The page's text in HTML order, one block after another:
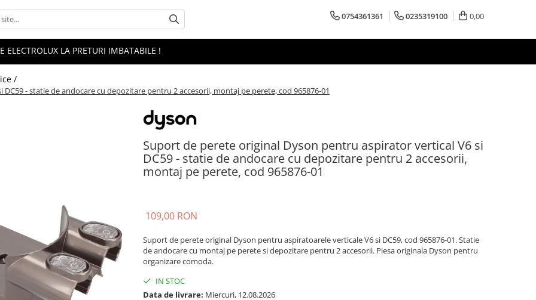
0754361361 0235319100 0,00
ELECTROLUX LA PRETURI IMBATABILE !
/
- statie de andocare cu depozitare pentru 2 accesorii, montaj pe perete, cod 965876-01
Suport de perete original Dyson pentru aspirator vertical V6 si
DC59 - statie de andocare cu depozitare pentru 2 accesorii,
montaj pe perete, cod 965876-01
109,00 RON
Suport de perete original Dyson pentru aspiratoarele verticale V6 si DC59, cod 965876-01. Statie
de andocare cu montaj pe perete si depozitare pentru 2 accesorii. Piesa originala Dyson pentru
organizare comoda.
IN STOC
Data de livrare: Miercuri, 12.08.2026